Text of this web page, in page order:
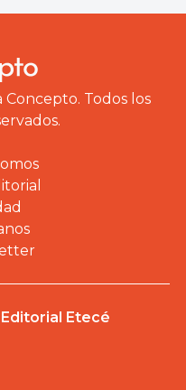
Todos los
Editorial Etecé